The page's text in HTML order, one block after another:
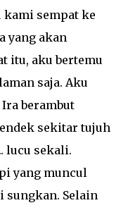
kami sempat ke
yang akan
itu, aku bertemu
saja. Aku
berambut
sekitar tujuh
lucu sekali.
yang muncul
sungkan. Selain